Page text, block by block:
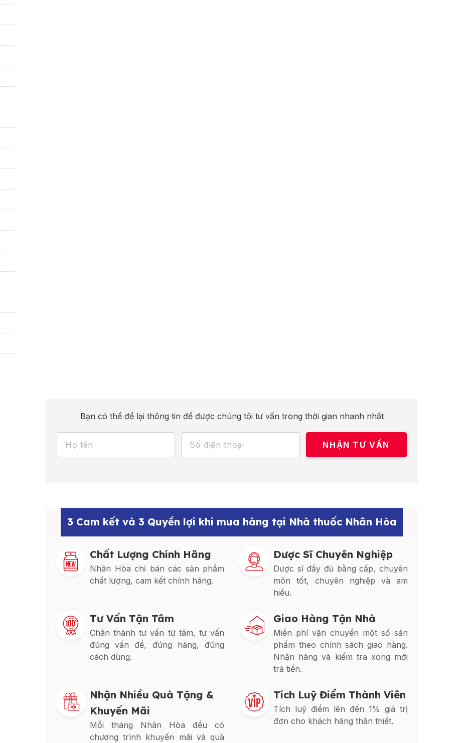
Bạn có thể để lại thông tin để được chúng tôi tư vấn trong thời gian nhanh nhất
3 Cam kết và 3 Quyền lợi khi mua hàng tại Nhà thuốc Nhân Hòa
Chất Lượng Chính Hãng
Nhân Hòa chỉ bán các sản phẩm
chất lượng, cam kết chính hãng.
Dược Sĩ Chuyên Nghiệp
Dược sĩ đầy đủ bằng cấp, chuyên
môn tốt, chuyên nghiệp và am
hiểu.
Tư Vấn Tận Tâm
Chân thành tư vấn từ tâm, tư vấn
đúng vấn đề, đúng hàng, đúng
cách dùng.
Giao Hàng Tận Nhà
Miễn phí vận chuyển một số sản
phẩm theo chính sách giao hàng.
Nhận hàng và kiểm tra xong mới
trả tiền.
Nhận Nhiều Quà Tặng &
Khuyến Mãi
Mỗi tháng Nhân Hòa đều có
chương trình khuyến mãi và quà
Tích Luỹ Điểm Thành Viên
Tích luỹ điểm lên đến 1% giá trị
đơn cho khách hàng thân thiết.